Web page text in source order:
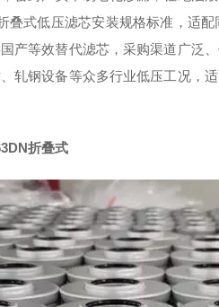
叠式低压滤芯安装规格标准，适
产等效替代滤芯，采购渠道广泛
轧钢设备等众多行业低压工况，
折叠式